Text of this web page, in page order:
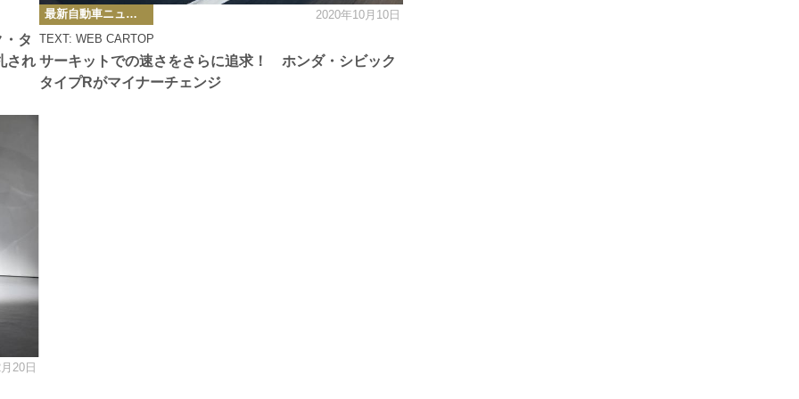
タ
され サーキットでの速さをさらに追求！ ホンダ・シビック
タイプRがマイナーチェンジ
TEXT: WEB CARTOP
カ
テ
ゴ
リ
ー
最新自動車ニュース 2020年10月10日
20日